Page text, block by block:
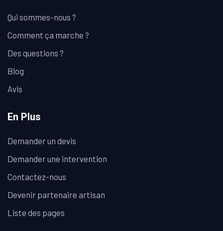
Qui sommes-nous ?
Comment ça marche ?
Des questions ?
Blog
Avis
En Plus
Demander un devis
Demander une intervention
Contactez-nous
Devenir partenaire artisan
Liste des pages